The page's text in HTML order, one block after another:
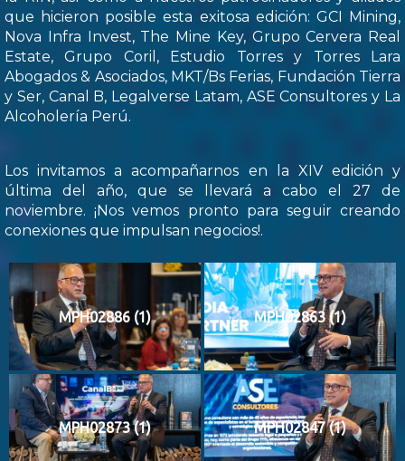
que hicieron posible esta exitosa edición: GCI Mining,
Nova Infra Invest, The Mine Key, Grupo Cervera Real
Estate, Grupo Coril, Estudio Torres y Torres Lara
Abogados & Asociados, MKT/Bs Ferias, Fundación Tierra
y Ser, Canal B, Legalverse Latam, ASE Consultores y La
Alcoholería Perú.
Los invitamos a acompañarnos en la XIV edición y
última del año, que se llevará a cabo el 27 de
noviembre. ¡Nos vemos pronto para seguir creando
conexiones que impulsan negocios!.
MPH02886 (1) MPH02863 (1)
MPH02873 (1) MPH02847 (1)